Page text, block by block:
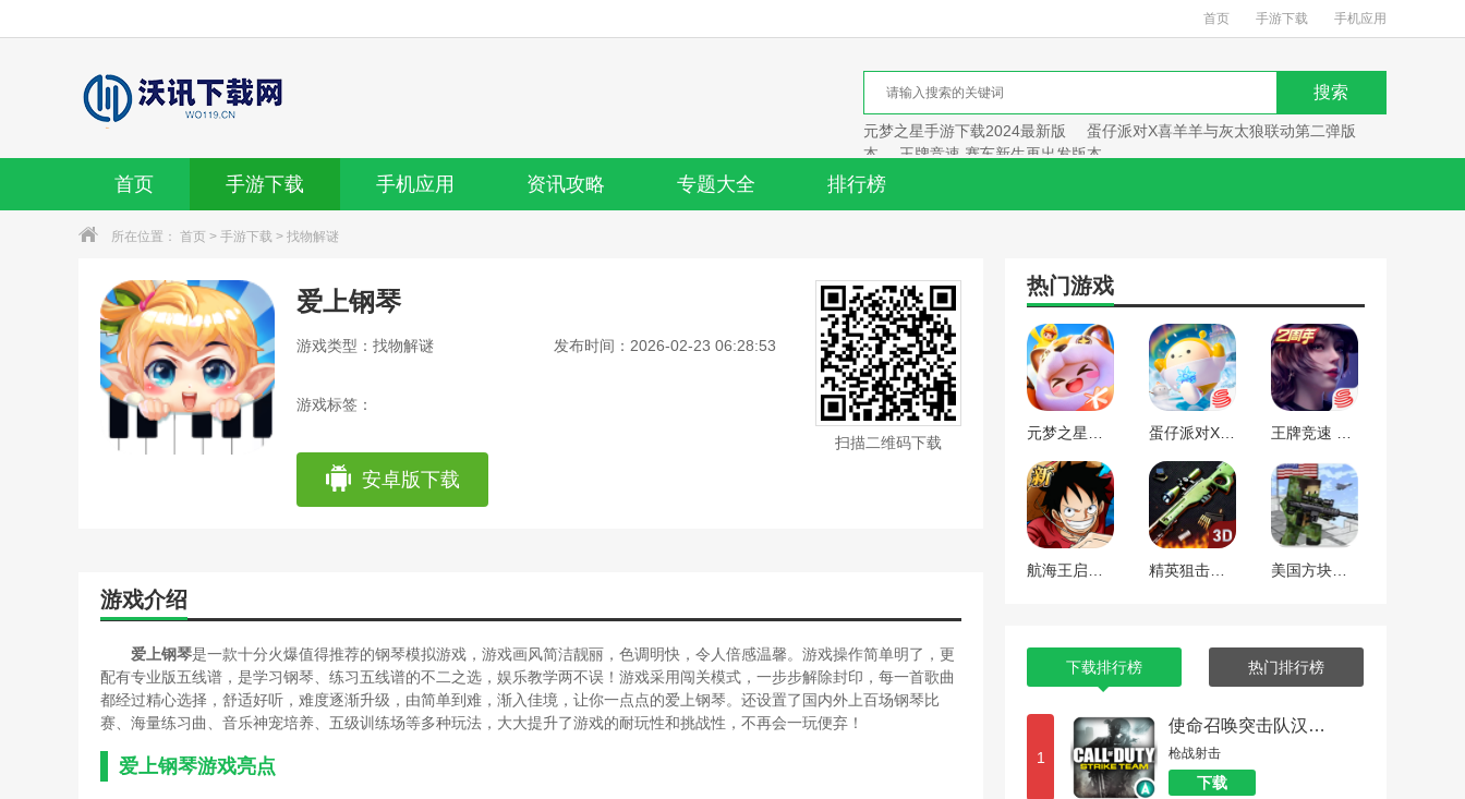
首页 手游下载 手机应用
元梦之星手游下载2024最新版
蛋仔派对X喜羊羊与灰太狼联动第二弹版
本
王牌竞速 赛车新生再出发版本
首页 手游下载 手机应用 资讯攻略 专题大全 排行榜
所在位置： 首页 > 手游下载 > 找物解谜
爱上钢琴
游戏类型：找物解谜 发布时间：2026-02-23 06:28:53
游戏标签：
安卓版下载
扫描二维码下载
游戏介绍
爱上钢琴是一款十分火爆值得推荐的钢琴模拟游戏，游戏画风简洁靓丽，色调明快，令人倍感温馨。游戏操作简单明了，更
配有专业版五线谱，是学习钢琴、练习五线谱的不二之选，娱乐教学两不误！游戏采用闯关模式，一步步解除封印，每一首歌曲
都经过精心选择，舒适好听，难度逐渐升级，由简单到难，渐入佳境，让你一点点的爱上钢琴。还设置了国内外上百场钢琴比
赛、海量练习曲、音乐神宠培养、五级训练场等多种玩法，大大提升了游戏的耐玩性和挑战性，不再会一玩便弃！
爱上钢琴游戏亮点
热门游戏
下载排行榜 热门排行榜
1
使命召唤突击队汉化版
枪战射击
下载